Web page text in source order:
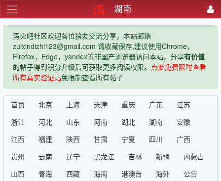
湖南
泻火吧社区欢迎各位狼友交流分享，本站邮箱
zuixindizhi123@gmail.com 请收藏保存,建议使用Chrome，
Firefox，Edge，yandex等非国产浏览器访问本站，分享有价值
的帖子得到积分升级后可获取更多阅读权限。 点此免费限时查看
所有真实验证贴免限制查看所有帖子
首页 北京 上海 天津 重庆 广东
江苏
浙江
河北 山东 河南 湖北 湖南
安徽
江西
福建 陕西 甘肃 宁夏 四川
广西
贵州
云南 辽宁 黑龙江 吉林 新疆
内蒙古
山西
青海 西藏 海南 港澳台 海外
公告